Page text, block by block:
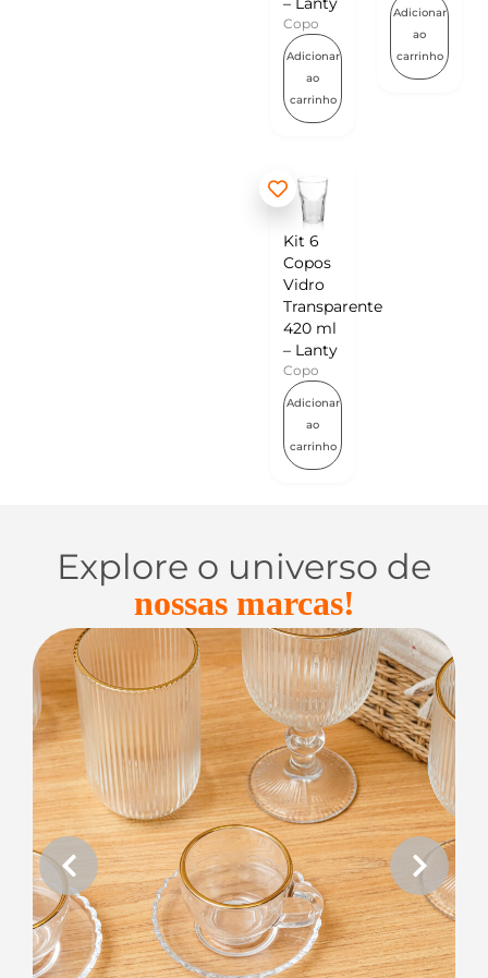
Copo
Adicionar
ao
carrinho
Adicionar
ao
carrinho
Kit 6
Copos
Vidro
Transparente
420 ml
– Lanty
Copo
Adicionar
ao
carrinho
Explore o universo de
nossas marcas!